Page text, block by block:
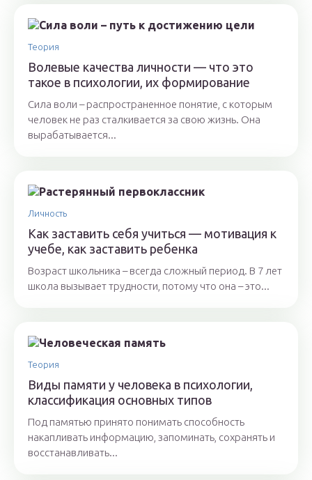
Теория
Волевые качества личности — что это
такое в психологии, их формирование
Сила воли – распространенное понятие, с которым
человек не раз сталкивается за свою жизнь. Она
вырабатывается...
Личность
Как заставить себя учиться — мотивация к
учебе, как заставить ребенка
Возраст школьника – всегда сложный период. В 7 лет
школа вызывает трудности, потому что она – это...
Теория
Виды памяти у человека в психологии,
классификация основных типов
Под памятью принято понимать способность
накапливать информацию, запоминать, сохранять и
восстанавливать...